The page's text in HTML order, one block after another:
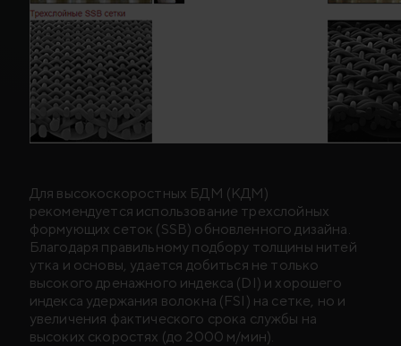
Для высокоскоростных БДМ (КДМ)
рекомендуется использование трехслойных
формующих сеток (SSB) обновленного дизайна.
Благодаря правильному подбору толщины нитей
утка и основы, удается добиться не только
высокого дренажного индекса (DI) и хорошего
индекса удержания волокна (FSI) на сетке, но и
увеличения фактического срока службы на
высоких скоростях (до 2000 м/мин).